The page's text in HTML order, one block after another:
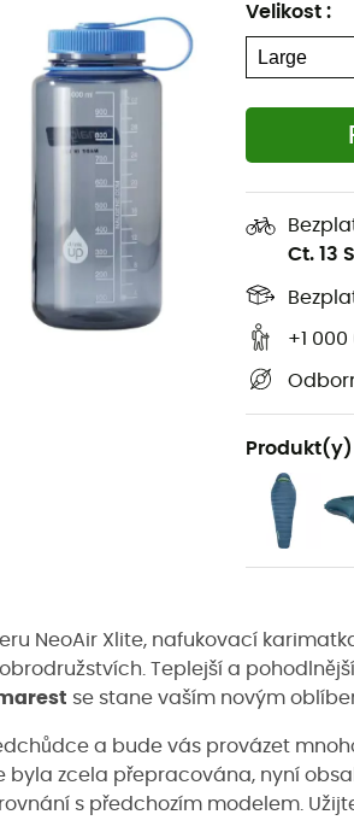
Velikost :
Ct. 13
+1
NeoAir Xlite, nafukovací
Teplejší a
se stane vaším novým
a bude vás provázet
byla zcela přepracována, nyní
s předchozím modelem.